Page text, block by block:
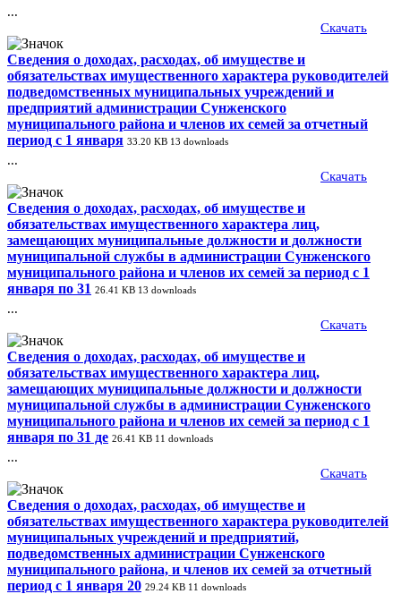
...
Скачать
Сведения о доходах, расходах, об имуществе и
обязательствах имущественного характера руководителей
подведомственных муниципальных учреждений и
предприятий администрации Сунженского
муниципального района и членов их семей за отчетный
период с 1 января 33.20 KB 13 downloads
...
Скачать
Сведения о доходах, расходах, об имуществе и
обязательствах имущественного характера лиц,
замещающих муниципальные должности и должности
муниципальной службы в администрации Сунженского
муниципального района и членов их семей за период с 1
января по 31 26.41 KB 13 downloads
...
Скачать
Сведения о доходах, расходах, об имуществе и
обязательствах имущественного характера лиц,
замещающих муниципальные должности и должности
муниципальной службы в администрации Сунженского
муниципального района и членов их семей за период с 1
января по 31 де 26.41 KB 11 downloads
...
Скачать
Сведения о доходах, расходах, об имуществе и
обязательствах имущественного характера руководителей
муниципальных учреждений и предприятий,
подведомственных администрации Сунженского
муниципального района, и членов их семей за отчетный
период с 1 января 20 29.24 KB 11 downloads